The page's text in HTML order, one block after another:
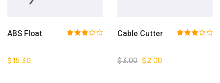
Add To Cart
ABS Float
$15.30
Add To Cart
Cable Cutter
$3.00 $2.00